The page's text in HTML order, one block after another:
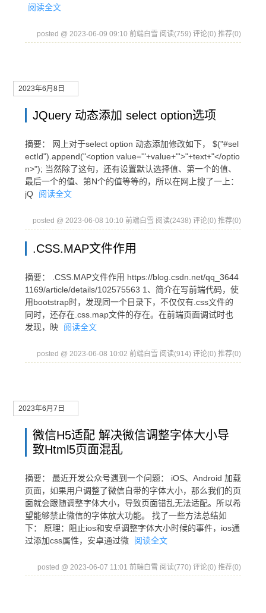
阅读全文
posted @ 2023-06-09 09:10 前端白雪 阅读(759) 评论(0) 推荐(0)
2023年6月8日
JQuery 动态添加 select option选项
摘要： 网上对于select option 动态添加修改如下， $("#sel
ectId").append("<option value='"+value+"'>"+text+"</optio
n>"); 当然除了这句，还有设置默认选择值、第一个的值、
最后一个的值、第N个的值等等的，所以在网上搜了一上：
jQ
阅读全文
posted @ 2023-06-08 10:10 前端白雪 阅读(2438) 评论(0) 推荐(0)
.CSS.MAP文件作用
摘要： .CSS.MAP文件作用 https://blog.csdn.net/qq_3644
1169/article/details/102575563 1、简介在写前端代码，使
用bootstrap时，发现同一个目录下，不仅仅有.css文件的
同时，还存在.css.map文件的存在。在前端页面调试时也
发现，映
阅读全文
posted @ 2023-06-08 10:02 前端白雪 阅读(914) 评论(0) 推荐(0)
2023年6月7日
微信H5适配 解决微信调整字体大小导
致Html5页面混乱
摘要： 最近开发公众号遇到一个问题： iOS、Android 加载
页面，如果用户调整了微信自带的字体大小，那么我们的页
面就会跟随调整字体大小，导致页面错乱无法适配。所以希
望能够禁止微信的字体放大功能。 找了一些方法总结如
下： 原理：阻止ios和安卓调整字体大小时候的事件，ios通
过添加css属性，安卓通过微
阅读全文
posted @ 2023-06-07 11:01 前端白雪 阅读(770) 评论(0) 推荐(0)